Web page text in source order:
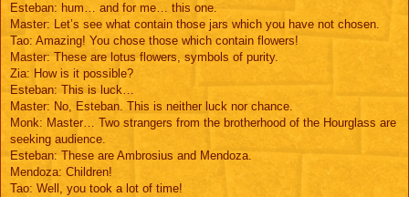
Esteban: hum… and for me… this one.
Master: Let’s see what contain those jars which you have not chosen.
Tao: Amazing! You chose those which contain flowers!
Master: These are lotus flowers, symbols of purity.
Zia: How is it possible?
Esteban: This is luck…
Master: No, Esteban. This is neither luck nor chance.
Monk: Master… Two strangers from the brotherhood of the Hourglass are
seeking audience.
Esteban: These are Ambrosius and Mendoza.
Mendoza: Children!
Tao: Well, you took a lot of time!